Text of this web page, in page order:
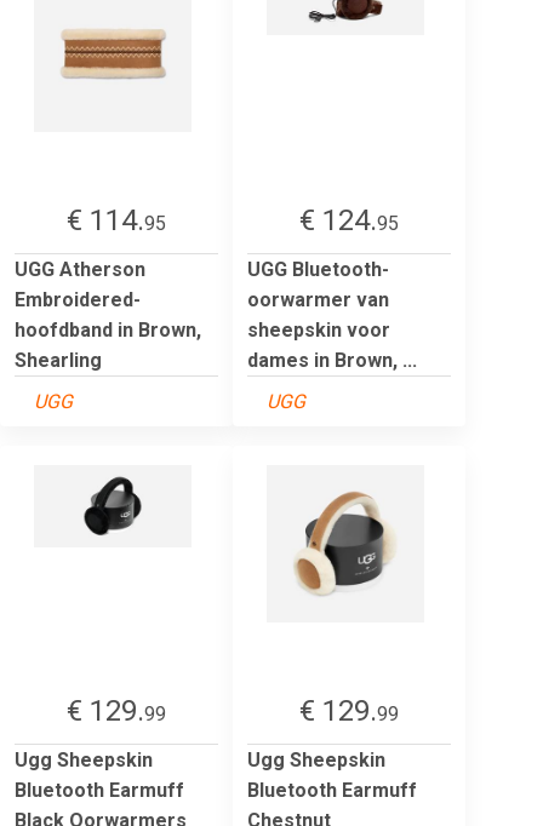
€ 114.95
UGG Atherson
Embroidered-
hoofdband in Brown,
Shearling
UGG
€ 124.95
UGG Bluetooth-
oorwarmer van
sheepskin voor
dames in Brown, ...
UGG
€ 129.99
Ugg Sheepskin
Bluetooth Earmuff
Black Oorwarmers
€ 129.99
Ugg Sheepskin
Bluetooth Earmuff
Chestnut